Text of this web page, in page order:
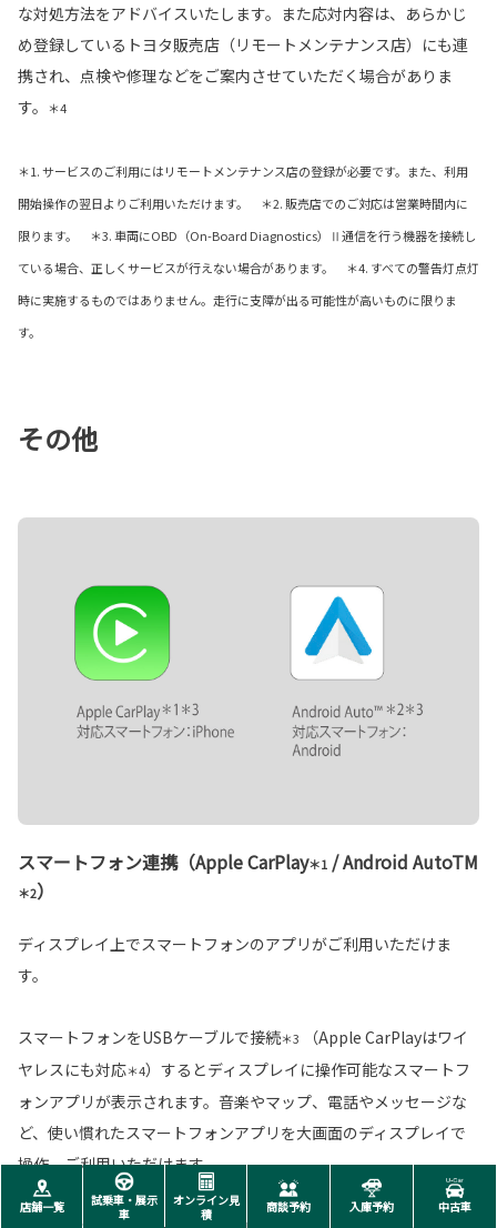
な対処方法をアドバイスいたします。また応対内容は、あらかじ
め登録しているトヨタ販売店（リモートメンテナンス店）にも連
携され、点検や修理などをご案内させていただく場合がありま
す。
＊4
＊1. サービスのご利用にはリモートメンテナンス店の登録が必要です。また、利用
開始操作の翌日よりご利用いただけます。 ＊2. 販売店でのご対応は営業時間内に
限ります。 ＊3. 車両にOBD（On-Board Diagnostics）Ⅱ通信を行う機器を接続し
ている場合、正しくサービスが行えない場合があります。 ＊4. すべての警告灯点灯
時に実施するものではありません。走行に支障が出る可能性が高いものに限りま
す。
その他
スマートフォン連携（Apple CarPlay＊1 / Android AutoTM
＊2）
ディスプレイ上でスマートフォンのアプリがご利用いただけま
す。
スマートフォンをUSBケーブルで接続＊3
（Apple CarPlayはワイ
ヤレスにも対応＊4）するとディスプレイに操作可能なスマートフ
ォンアプリが表示されます。音楽やマップ、電話やメッセージな
ど、使い慣れたスマートフォンアプリを大画面のディスプレイで
操作、ご利用いただけます。
店舗一覧
試乗車・展示
車
オンライン見
積
商談予約 入庫予約 中古車